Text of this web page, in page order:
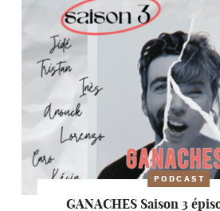
PODCAST
GANACHES Saison 3